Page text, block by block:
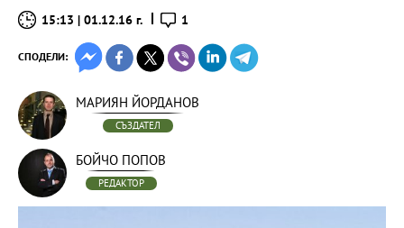
15:13 | 01.12.16 г. 1
СПОДЕЛИ:
МАРИЯН ЙОРДАНОВ
СЪЗДАТЕЛ
БОЙЧО ПОПОВ
РЕДАКТОР